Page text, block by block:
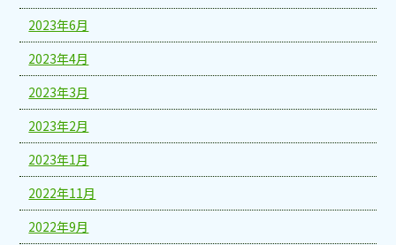
2023年6月
2023年4月
2023年3月
2023年2月
2023年1月
2022年11月
2022年9月